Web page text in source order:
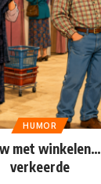
HUMOR
met
verkeerde